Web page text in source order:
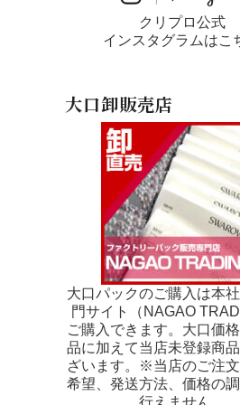
クリプロ公式
インスタグラムはこ
大口卸販売店
大口パックのご購入は本
門サイト（NAGAO
ご購入できます。大口価
品に加えて当店未登録商
ざいます。※当店のご注
希望、発送方法、価格の
行えません。